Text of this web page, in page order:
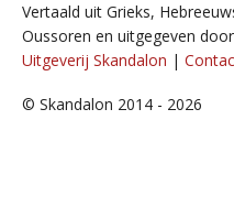
Vertaald uit Grieks,
Oussoren en uitgegeven door
Uitgeverij Skandalon |
© Skandalon 2014 - 2026